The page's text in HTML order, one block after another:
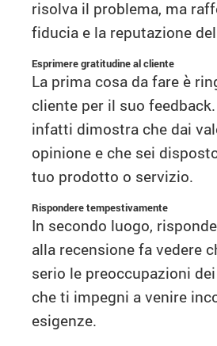
risolva il problema, ma
fiducia e la reputazione
Esprimere gratitudine al cliente
La prima cosa da fare è
cliente per il suo
infatti dimostra che dai
opinione e che sei
tuo prodotto o servizio.
Rispondere tempestivamente
In secondo luogo,
alla recensione fa vedere
serio le preoccupazioni
che ti impegni a venire
esigenze.